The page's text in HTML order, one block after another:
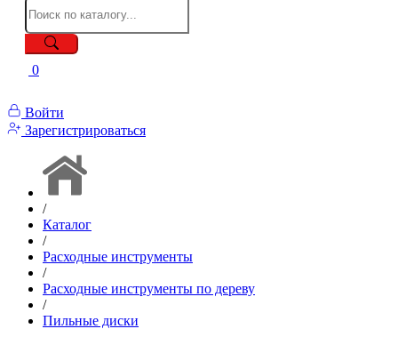
0
Войти
Зарегистрироваться
/
Каталог
/
Расходные инструменты
/
Расходные инструменты по дереву
/
Пильные диски